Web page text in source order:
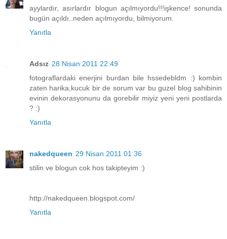
ayylardır, asırlardır blogun açılmıyordu!!!işkence! sonunda
bugün açıldı..neden açılmıyordu, bilmiyorum.
Yanıtla
Adsız 28 Nisan 2011 22:49
fotograflardaki enerjini burdan bile hssedebldm :) kombin
zaten harika,kucuk bir de sorum var bu guzel blog sahibinin
evinin dekorasyonunu da gorebilir miyiz yeni yeni postlarda
? :)
Yanıtla
nakedqueen 29 Nisan 2011 01:36
stilin ve blogun cok hos takipteyim :)
http://nakedqueen.blogspot.com/
Yanıtla